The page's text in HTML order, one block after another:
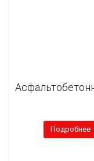
Подробнее